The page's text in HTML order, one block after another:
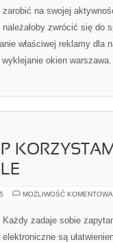
zarobić na swojej
należałoby zwrócić się do
właściwej reklamy dla
okien
MOŻLIWOŚĆ
Każdy zadaje sobie
elektroniczne są